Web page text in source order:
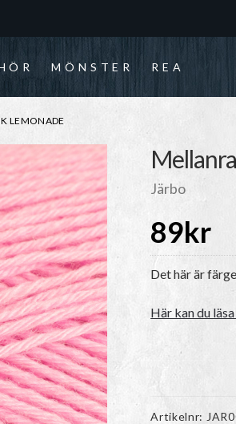
MÖNSTER REA
LEMONADE
Järbo
89kr
Det här är
Här kan du
Artikelnr: